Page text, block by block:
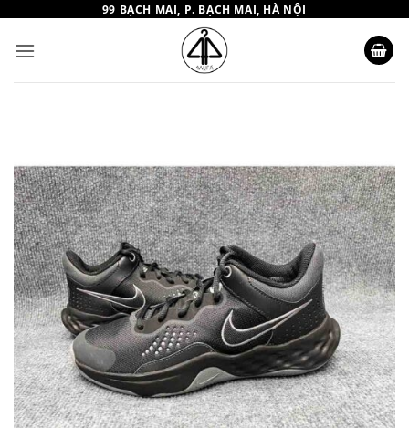
nội
dung
99 BẠCH MAI, P. BẠCH MAI, HÀ NỘI